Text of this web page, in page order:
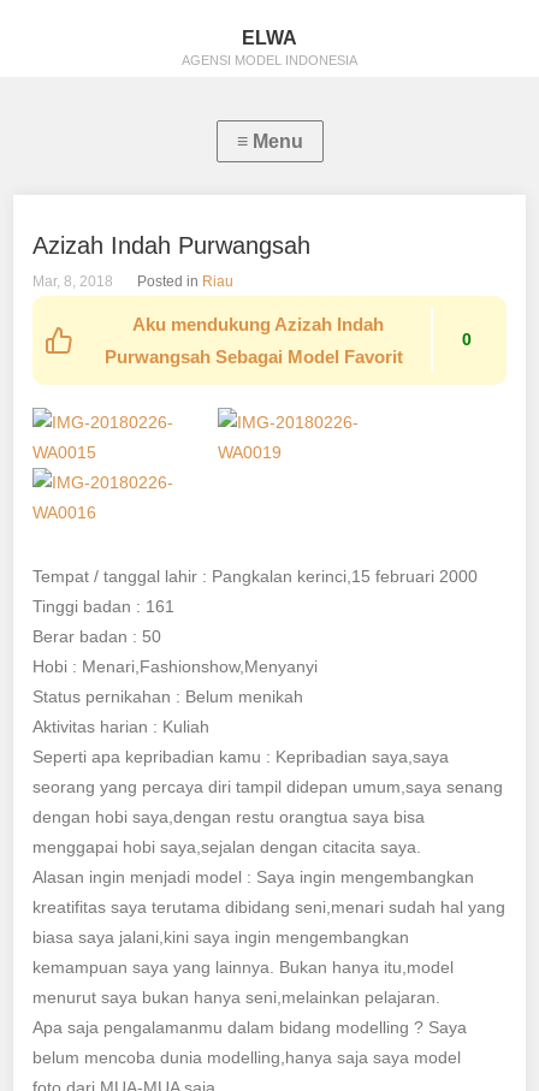
ELWA
AGENSI MODEL INDONESIA
Azizah Indah Purwangsah
Mar, 8, 2018 Posted in Riau
Aku mendukung Azizah Indah
Purwangsah Sebagai Model Favorit
0
Tempat / tanggal lahir : Pangkalan kerinci,15 februari 2000
Tinggi badan : 161
Berar badan : 50
Hobi : Menari,Fashionshow,Menyanyi
Status pernikahan : Belum menikah
Aktivitas harian : Kuliah
Seperti apa kepribadian kamu : Kepribadian saya,saya
seorang yang percaya diri tampil didepan umum,saya senang
dengan hobi saya,dengan restu orangtua saya bisa
menggapai hobi saya,sejalan dengan citacita saya.
Alasan ingin menjadi model : Saya ingin mengembangkan
kreatifitas saya terutama dibidang seni,menari sudah hal yang
biasa saya jalani,kini saya ingin mengembangkan
kemampuan saya yang lainnya. Bukan hanya itu,model
menurut saya bukan hanya seni,melainkan pelajaran.
Apa saja pengalamanmu dalam bidang modelling ? Saya
belum mencoba dunia modelling,hanya saja saya model